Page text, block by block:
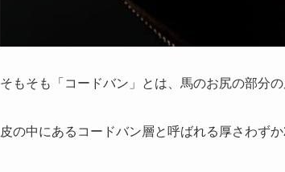
そもそも「コードバン」とは、馬のお尻の部分の
皮の中にあるコードバン層と呼ばれる厚さわず